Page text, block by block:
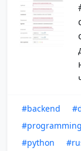
#backend
#programming
#python